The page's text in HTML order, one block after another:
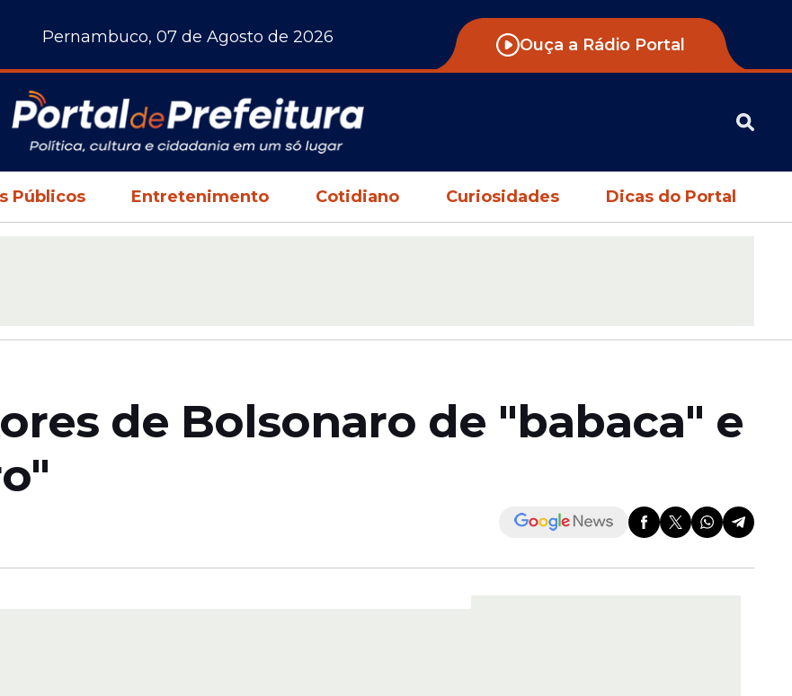
Pernambuco, 07 de Agosto de 2026 Ouça a Rádio Portal
Públicos Entretenimento Cotidiano Curiosidades Dicas do Portal
de Bolsonaro de "babaca" e